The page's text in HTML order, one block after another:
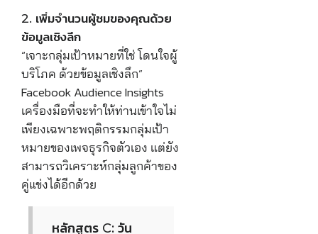
2. เพิ่มจำนวนผู้ชมของคุณด้วย
ข้อมูลเชิงลึก
“เจาะกลุ่มเป้าหมายที่ใช่ โดนใจผู้
บริโภค ด้วยข้อมูลเชิงลึก”
Facebook Audience Insights
เครื่องมือที่จะทำให้ท่านเข้าใจไม่
เพียงเฉพาะพฤติกรรมกลุ่มเป้า
หมายของเพจธุรกิจตัวเอง แต่ยัง
สามารถวิเคราะห์กลุ่มลูกค้าของ
คู่แข่งได้อีกด้วย
หลักสูตร C: วัน